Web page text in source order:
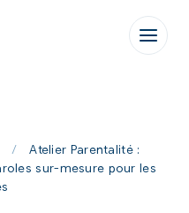
/
Atelier Parentalité :
sur-mesure pour les